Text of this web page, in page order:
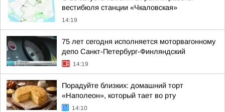
вестибюля станции «Чкаловская»
14:19
75 лет сегодня исполняется моторвагонному
депо Санкт-Петербург-Финляндский
14:19
Порадуйте близких: домашний торт
«Наполеон», который тает во рту
14:10